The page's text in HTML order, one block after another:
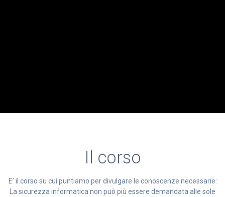
Il corso
E’ il corso su cui puntiamo per divulgare le conoscenze necessarie:
La sicurezza informatica non può più essere demandata alle sole